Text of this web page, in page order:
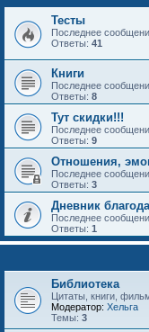
Тесты
Последнее
Ответы: 41
Книги
Последнее
Ответы: 8
Тут скидки!!!
Последнее
Ответы: 9
Отношения,
Последнее
Ответы: 3
Дневник
Последнее
Ответы: 1
Библиотека
Цитаты, книги,
Модератор: Хельга
Темы: 3